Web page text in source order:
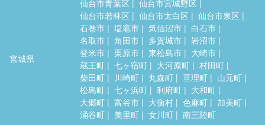
宮城県
仙台市青葉区
仙台市宮城野区
仙台市若林区
仙台市太白区
仙台市泉区
石巻市
塩竈市 気仙沼市
白石市
名取市
角田市 多賀城市
岩沼市
登米市
栗原市 東松島市
大崎市
蔵王町
七ヶ宿町 大河原町
村田町
柴田町
川崎町 丸森町 亘理町
山元町
松島町
七ヶ浜町 利府町
大和町
大郷町
富谷市 大衡村 色麻町
加美町
涌谷町
美里町 女川町
南三陸町